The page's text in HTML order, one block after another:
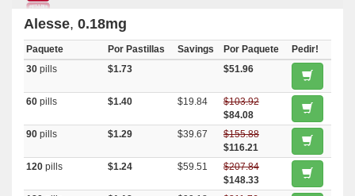
Alesse, 0.18mg
Paquete Por Pastillas Savings Por Paquete
Pedir!
30 pills $1.73 $51.96
60 pills $1.40 $19.84
$103.92
$84.08
90 pills $1.29 $39.67
$155.88
$116.21
120 pills $1.24 $59.51
$207.84
$148.33